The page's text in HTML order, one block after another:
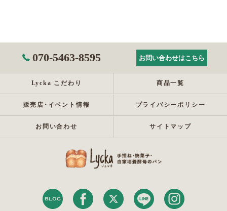
070-5463-8595 お問い合わせはこちら
Lycka こだわり 商品一覧
販売店･イベント情報 プライバシーポリシー
お問い合わせ サイトマップ